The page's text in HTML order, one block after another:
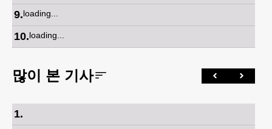
9.loading...
10.loading...
많이 본 기사
1.